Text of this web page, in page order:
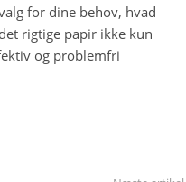
for dine behov, hvad
rigtige papir ikke kun
og problemfri